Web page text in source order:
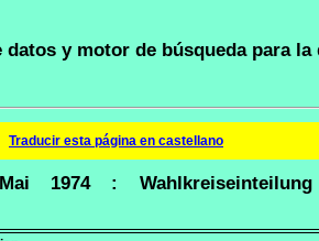
datos y motor de búsqueda para
Traducir esta página en castellano
1974 :